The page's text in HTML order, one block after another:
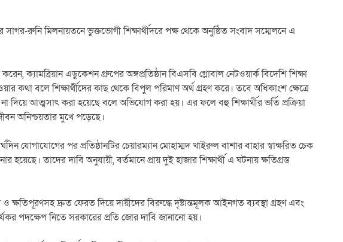
সাগর-রুনি মিলনায়তনে ভুক্তভোগী শিক্ষার্থীদরে পক্ষ থেকে অনুষ্ঠিত সংবাদ সম্মেলনে এ
ক্যামব্রিয়ান এডুকেশন গ্রুপের অঙ্গপ্রতিষ্ঠান বিএসবি গ্লোবাল নেটওয়ার্ক বিদেশি শিক্ষা
কথা বলে শিক্ষার্থীদের কাছ থেকে বিপুল পরিমাণ অর্থ গ্রহণ করে। তবে অধিকাংশ ক্ষেত্রে
না দিয়ে আত্মসাৎ করা হয়েছে বলে অভিযোগ করা হয়। এর ফলে বহু শিক্ষার্থীর ভর্তি প্রক্রিয়া
অনিশ্চয়তার মুখে পড়েছে।
যোগাযোগের পর প্রতিষ্ঠানটির চেয়ারম্যান মোহাম্মদ খাইরুল বাশার বাহার স্বাক্ষরিত চেক
তাদের দাবি অনুযায়ী, বর্তমানে প্রায় দুই হাজার শিক্ষার্থী এ ঘটনায় ক্ষতিগ্রস্ত
ও ক্ষতিপূরণসহ দ্রুত ফেরত দিয়ে দায়ীদের বিরুদ্ধে দৃষ্টান্তমূলক আইনগত ব্যবস্থা গ্রহণ এবং
পদক্ষেপ নিতে সরকারের প্রতি জোর দাবি জানানো হয়।